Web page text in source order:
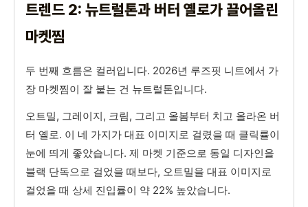
트렌드 2: 뉴트럴톤과 버터 옐로가 끌어올린
마켓찜
두 번째 흐름은 컬러입니다. 2026년 루즈핏 니트에서 가
장 마켓찜이 잘 붙는 건 뉴트럴톤입니다.
오트밀, 그레이지, 크림, 그리고 올봄부터 치고 올라온 버
터 옐로. 이 네 가지가 대표 이미지로 걸렸을 때 클릭률이
눈에 띄게 좋았습니다. 제 마켓 기준으로 동일 디자인을
블랙 단독으로 걸었을 때보다, 오트밀을 대표 이미지로
걸었을 때 상세 진입률이 약 22% 높았습니다.